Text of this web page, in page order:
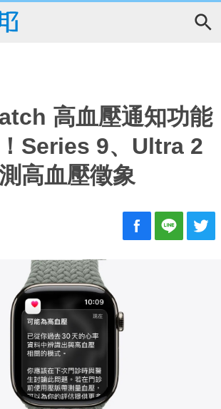
高血壓通知功能
Series 9、Ultra 2
高血壓徵象